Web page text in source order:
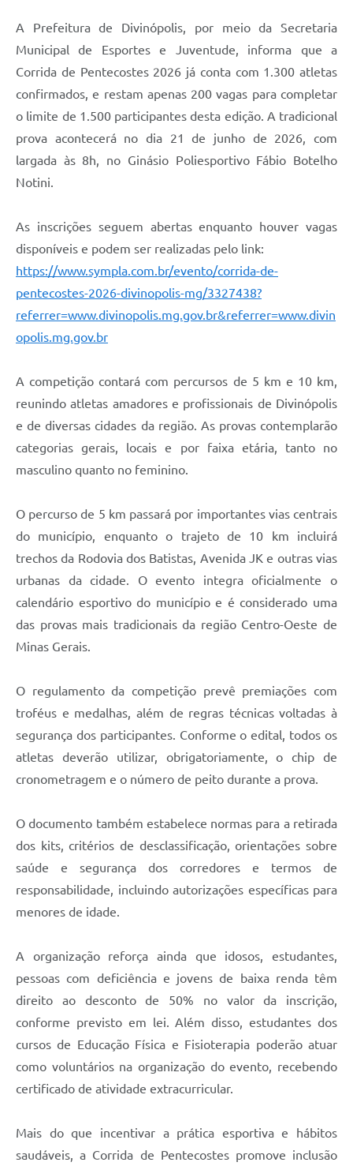
A Prefeitura de Divinópolis, por meio da Secretaria
Municipal de Esportes e Juventude, informa que a
Corrida de Pentecostes 2026 já conta com 1.300 atletas
confirmados, e restam apenas 200 vagas para completar
o limite de 1.500 participantes desta edição. A tradicional
prova acontecerá no dia 21 de junho de 2026, com
largada às 8h, no Ginásio Poliesportivo Fábio Botelho
Notini.
As inscrições seguem abertas enquanto houver vagas
disponíveis e podem ser realizadas pelo link:
https://www.sympla.com.br/evento/corrida-de-
pentecostes-2026-divinopolis-mg/3327438?
referrer=www.divinopolis.mg.gov.br&referrer=www.divin
opolis.mg.gov.br
A competição contará com percursos de 5 km e 10 km,
reunindo atletas amadores e profissionais de Divinópolis
e de diversas cidades da região. As provas contemplarão
categorias gerais, locais e por faixa etária, tanto no
masculino quanto no feminino.
O percurso de 5 km passará por importantes vias centrais
do município, enquanto o trajeto de 10 km incluirá
trechos da Rodovia dos Batistas, Avenida JK e outras vias
urbanas da cidade. O evento integra oficialmente o
calendário esportivo do município e é considerado uma
das provas mais tradicionais da região Centro-Oeste de
Minas Gerais.
O regulamento da competição prevê premiações com
troféus e medalhas, além de regras técnicas voltadas à
segurança dos participantes. Conforme o edital, todos os
atletas deverão utilizar, obrigatoriamente, o chip de
cronometragem e o número de peito durante a prova.
O documento também estabelece normas para a retirada
dos kits, critérios de desclassificação, orientações sobre
saúde e segurança dos corredores e termos de
responsabilidade, incluindo autorizações específicas para
menores de idade.
A organização reforça ainda que idosos, estudantes,
pessoas com deficiência e jovens de baixa renda têm
direito ao desconto de 50% no valor da inscrição,
conforme previsto em lei. Além disso, estudantes dos
cursos de Educação Física e Fisioterapia poderão atuar
como voluntários na organização do evento, recebendo
certificado de atividade extracurricular.
Mais do que incentivar a prática esportiva e hábitos
saudáveis, a Corrida de Pentecostes promove inclusão